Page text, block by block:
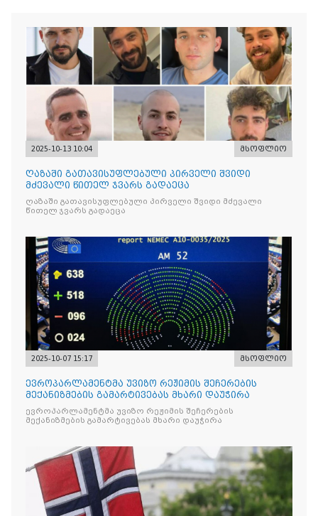
2025-10-13 10:04 მსოფლიო
ღაზაში გათავისუფლებული პირველი შვიდი
მძევალი წითელ ჯვარს გადაეცა
ღაზაში გათავისუფლებული პირველი შვიდი მძევალი
წითელ ჯვარს გადაეცა
2025-10-07 15:17 მსოფლიო
ევროპარლამენტმა უვიზო რეჟიმის შეჩერების
მექანიზმების გამარტივებას მხარი დაუჭირა
ევროპარლამენტმა უვიზო რეჟიმის შეჩერების
მექანიზმების გამარტივებას მხარი დაუჭირა